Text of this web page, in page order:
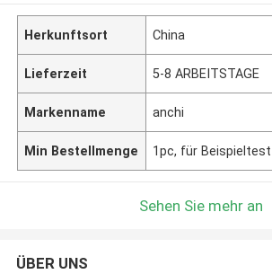
Herkunftsort China
Lieferzeit 5-8 ARBEITSTAGE
Markenname anchi
Min Bestellmenge 1pc, für Beispieltest
Sehen Sie mehr an
ÜBER UNS